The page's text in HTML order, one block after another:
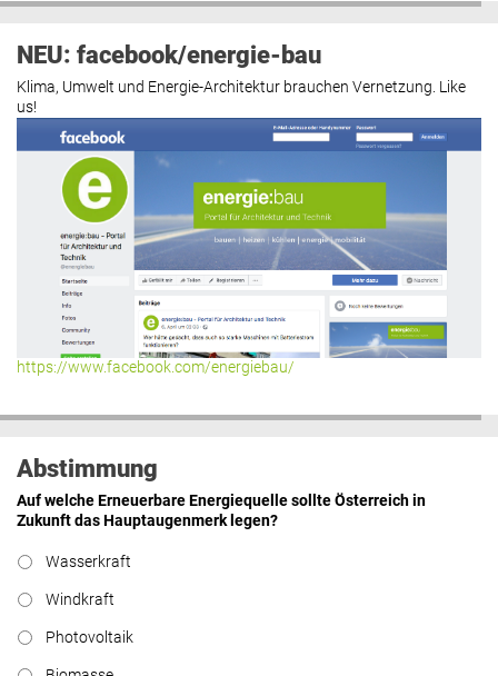
NEU: facebook/energie-bau
Klima, Umwelt und Energie-Architektur brauchen Vernetzung. Like
us!
https://www.facebook.com/energiebau/
Abstimmung
Auf welche Erneuerbare Energiequelle sollte Österreich in
Zukunft das Hauptaugenmerk legen?
Wasserkraft
Windkraft
Photovoltaik